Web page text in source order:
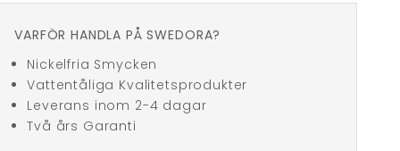
VARFÖR HANDLA PÅ SWEDORA?
Nickelfria Smycken
Vattentåliga Kvalitetsprodukter
Leverans inom 2-4 dagar
Två års Garanti